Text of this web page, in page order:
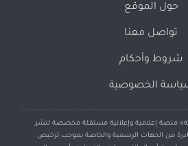
حول الموقع
تواصل معنا
شروط وأحكام
الخصوصية
منصة إعلامية وإعلانية مستقلة مخصصة لنشر
من الجهات الرسمية والخاصة بموجب ترخيص